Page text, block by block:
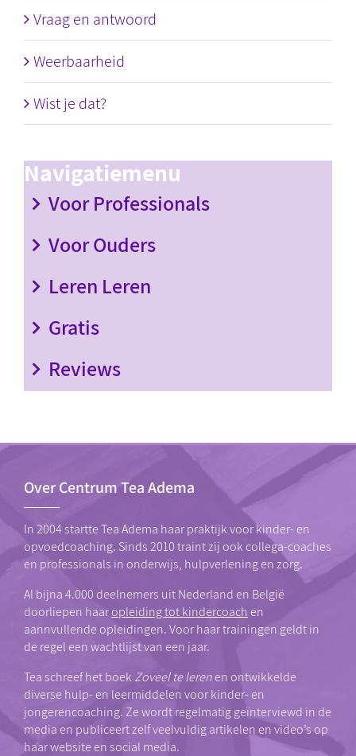
Vraag en antwoord
Weerbaarheid
Wist je dat?
Navigatiemenu
Voor Professionals
Voor Ouders
Leren Leren
Gratis
Reviews
Over Centrum Tea Adema
In 2004 startte Tea Adema haar praktijk voor kinder- en
opvoedcoaching. Sinds 2010 traint zij ook collega-coaches
en professionals in onderwijs, hulpverlening en zorg.
Al bijna 4.000 deelnemers uit Nederland en België
doorliepen haaropleiding tot kindercoachen
aannvullende opleidingen. Voor haar trainingen geldt in
de regel een wachtlijst van een jaar.
Tea schreef het boek Zoveel te lerenen ontwikkelde
diverse hulp- en leermiddelen voor kinder- en
jongerencoaching. Ze wordt regelmatig geïnterviewd in de
media en publiceert zelf veelvuldig artikelen en video’s op
haar website en social media.